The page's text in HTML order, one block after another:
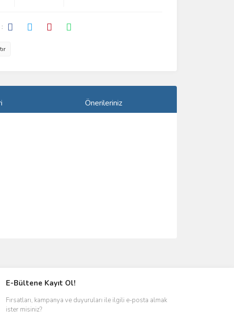
Önerileriniz
E-Bültene Kayıt Ol!
Fırsatları, kampanya ve duyuruları ile ilgili e-posta almak
ister misiniz?